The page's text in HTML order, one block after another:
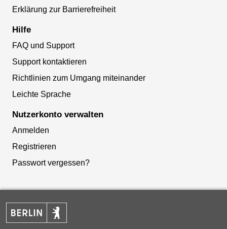
Erklärung zur Barrierefreiheit
Hilfe
FAQ und Support
Support kontaktieren
Richtlinien zum Umgang miteinander
Leichte Sprache
Nutzerkonto verwalten
Anmelden
Registrieren
Passwort vergessen?